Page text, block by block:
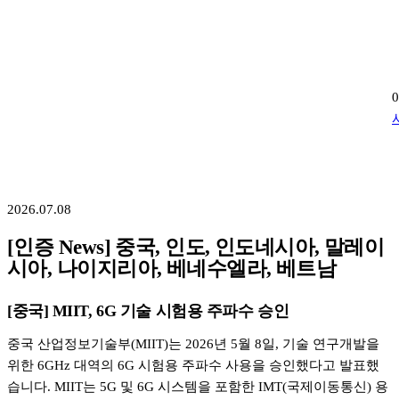
2026.07.08
[인증 News] 중국, 인도, 인도네시아, 말레이
시아, 나이지리아, 베네수엘라, 베트남
[중국] MIIT, 6G 기술 시험용 주파수 승인
중국 산업정보기술부(MIIT)는 2026년 5월 8일, 기술 연구개발을
위한 6GHz 대역의 6G 시험용 주파수 사용을 승인했다고 발표했
습니다. MIIT는 5G 및 6G 시스템을 포함한 IMT(국제이동통신) 용